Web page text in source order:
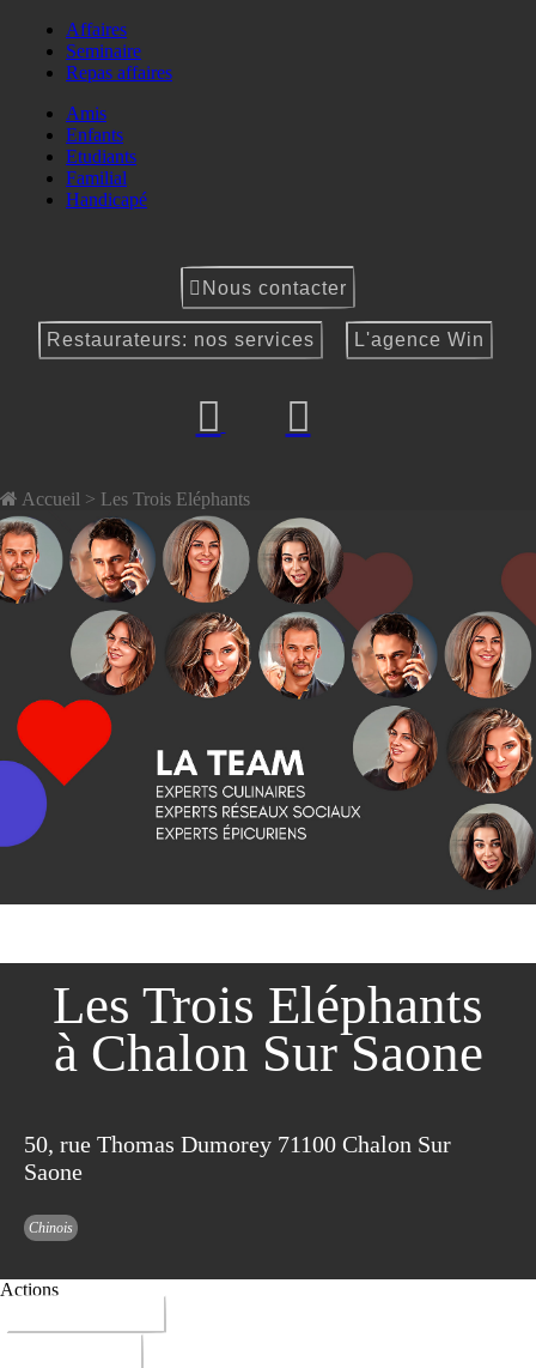
Affaires
Seminaire
Repas affaires
Amis
Enfants
Etudiants
Familial
Handicapé
Nous contacter
Restaurateurs: nos services L'agence Win
Accueil > Les Trois Eléphants
Les Trois Eléphants
à Chalon Sur Saone
50, rue Thomas Dumorey 71100 Chalon Sur
Saone
Chinois
Actions